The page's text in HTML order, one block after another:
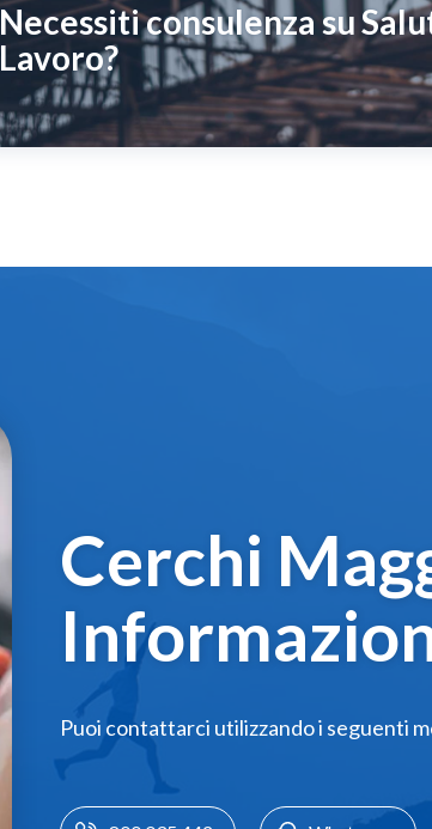
Necessiti consulenza su
Lavoro?
Cerchi
Puoi contattarci utilizzando i seguenti